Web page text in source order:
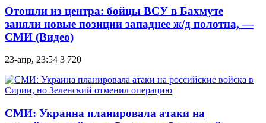
Отошли из центра: бойцы ВСУ в Бахмуте
заняли новые позиции западнее ж/д полотна, —
СМИ (Видео)
23-апр, 23:54 3 720
СМИ: Украина планировала атаки на